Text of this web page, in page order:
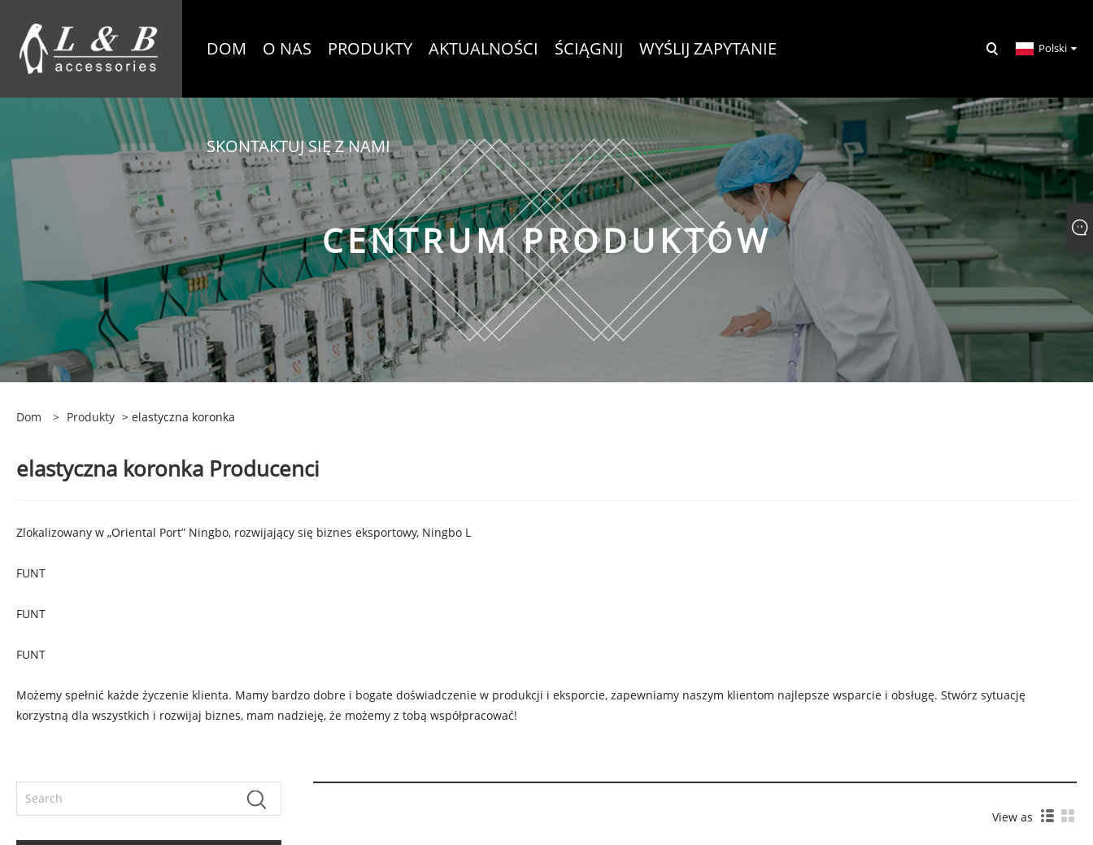
DOM O NAS PRODUKTY AKTUALNOŚCI ŚCIĄGNIJ WYŚLIJ ZAPYTANIE
SKONTAKTUJ SIĘ Z NAMI
Polski
CENTRUM PRODUKTÓW
Dom > Produkty > elastyczna koronka
elastyczna koronka Producenci
Zlokalizowany w „Oriental Port” Ningbo, rozwijający się biznes eksportowy, Ningbo L
FUNT
FUNT
FUNT
Możemy spełnić każde życzenie klienta. Mamy bardzo dobre i bogate doświadczenie w produkcji i eksporcie, zapewniamy naszym klientom najlepsze wsparcie i obsługę. Stwórz sytuację
korzystną dla wszystkich i rozwijaj biznes, mam nadzieję, że możemy z tobą współpracować!
View as